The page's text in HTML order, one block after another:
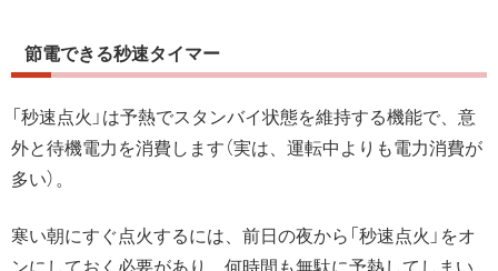
節電できる秒速タイマー
「秒速点火」は予熱でスタンバイ状態を維持する機能で、意
外と待機電力を消費します（実は、運転中よりも電力消費が
多い）。
寒い朝にすぐ点火するには、前日の夜から「秒速点火」をオ
ンにしておく必要があり、何時間も無駄に予熱してしまい